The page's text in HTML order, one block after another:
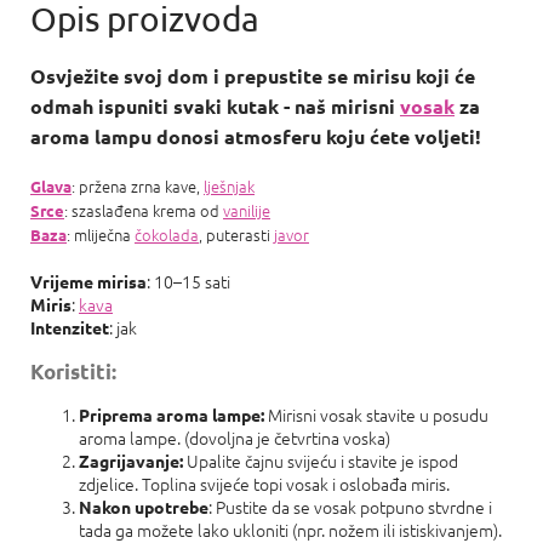
Osvježite svoj dom i prepustite se mirisu koji će
odmah ispuniti svaki kutak - naš mirisni vosakza
aroma lampu donosi atmosferu koju ćete voljeti!
Glava: pržena zrna kave, lješnjak
Srce: szaslađena krema od vanilije
Baza: mliječna čokolada , puterasti javor
Vrijeme mirisa: 10–15 sati
Miris: kava
Intenzitet: jak
Koristiti:
Priprema aroma lampe: Mirisni vosak stavite u posudu
aroma lampe. (dovoljna je četvrtina voska)
Zagrijavanje: Upalite čajnu svijeću i stavite je ispod
zdjelice. Toplina svijeće topi vosak i oslobađa miris.
Nakon upotrebe: Pustite da se vosak potpuno stvrdne i
tada ga možete lako ukloniti (npr. nožem ili istiskivanjem).